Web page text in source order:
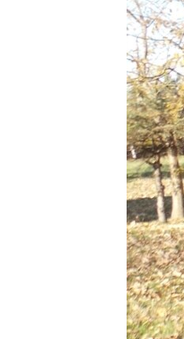
УКРАЇНСЬКА ПРОБЛЕМА КРИМУ